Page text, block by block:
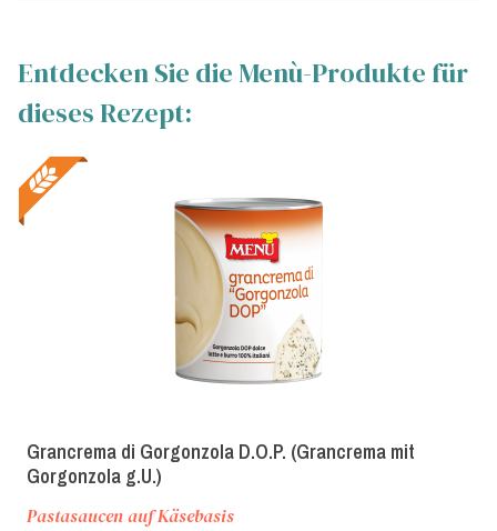
Entdecken Sie die Menù-Produkte für
dieses Rezept:
Grancrema di Gorgonzola D.O.P. (Grancrema mit
Gorgonzola g.U.)
Pastasaucen auf Käsebasis